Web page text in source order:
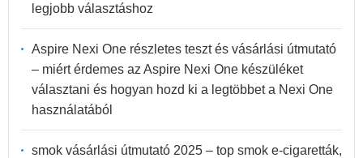
legjobb választáshoz
Aspire Nexi One részletes teszt és vásárlási útmutató
– miért érdemes az Aspire Nexi One készüléket
választani és hogyan hozd ki a legtöbbet a Nexi One
használatából
smok vásárlási útmutató 2025 – top smok e-cigaretták,